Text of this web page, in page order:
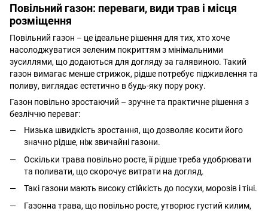
Повільний газон: переваги, види трав і місця
розміщення
Повільний газон – це ідеальне рішення для тих, хто хоче
насолоджуватися зеленим покриттям з мінімальними
зусиллями, що додаються для догляду за галявиною. Такий
газон вимагає менше стрижок, рідше потребує підживлення та
поливу, виглядає естетично в будь-яку пору року.
Газон повільно зростаючий – зручне та практичне рішення з
безліччю переваг:
Низька швидкість зростання, що дозволяє косити його
значно рідше, ніж звичайні газони.
Оскільки трава повільно росте, її рідше треба удобрювати
та поливати, що скорочує витрати на догляд.
Такі газони мають високу стійкість до посухи, морозів і тіні.
Газонна трава, що повільно росте, утворює густий килим,